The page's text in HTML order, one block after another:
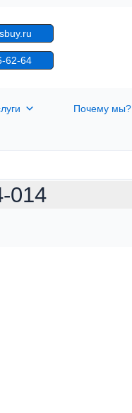
62-64
Почему мы?
014